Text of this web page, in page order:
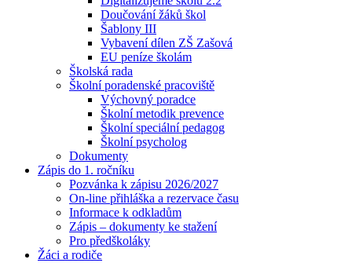
Doučování žáků škol
Šablony III
Vybavení dílen ZŠ Zašová
EU peníze školám
Školská rada
Školní poradenské pracoviště
Výchovný poradce
Školní metodik prevence
Školní speciální pedagog
Školní psycholog
Dokumenty
Zápis do 1. ročníku
Pozvánka k zápisu 2026/2027
On-line přihláška a rezervace času
Informace k odkladům
Zápis – dokumenty ke stažení
Pro předškoláky
Žáci a rodiče